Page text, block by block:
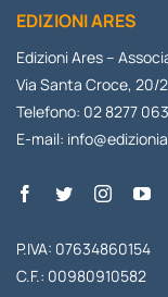
EDIZIONI ARES
Edizioni Ares –
Via Santa Croce, 20/
Telefono: 02 8277
E-mail:
P.IVA: 07634860154
C.F.: 00980910582